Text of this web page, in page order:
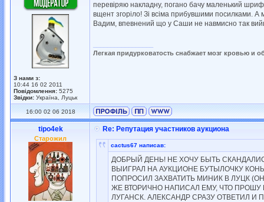
З нами з:
10:44 16 02 2011
Повідомлення: 5275
Звідки: Україна, Луцьк
перевіряю накладну, погано бачу маленький
вщент згоріло! Зі всіма прибувшими посилками. А
Вадим, впевнений що у Саши не навмисно так
Легкая придурковатость снабжает мозг кровью и
16:00 02 06 2018
tipo4ek
Старожил
Re: Репутация участников аукциона
cactus67 написав:
ДОБРЫЙ ДЕНЬ! НЕ ХОЧУ БЫТЬ
ВЫИГРАЛ НА АУКЦИОНЕ БУТЫЛОЧКУ
ПОПРОСИЛ ЗАХВАТИТЬ МИНИК В ЛУЦК
ЖЕ ВТОРИЧНО НАПИСАЛ ЕМУ, ЧТО ПРОШУ
ЛУГАНСК. АЛЕКСАНДР СРАЗУ ОТВЕТИЛ